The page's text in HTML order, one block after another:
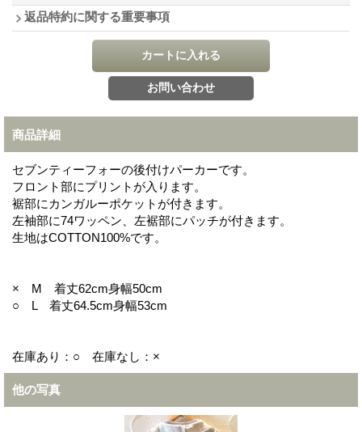
返品特約に関する重要事項
商品詳細
セブンティーフォーの後付けパーカーです。
フロント部にプリントが入ります。
裾部にカンガルーポケットが付きます。
左袖部に74ワッペン、左裾部にパッチが付きます。
生地はCOTTON100%です。
× M 着丈62cm身幅50cm
○ L 着丈64.5cm身幅53cm
在庫あり：○ 在庫なし：×
他の写真